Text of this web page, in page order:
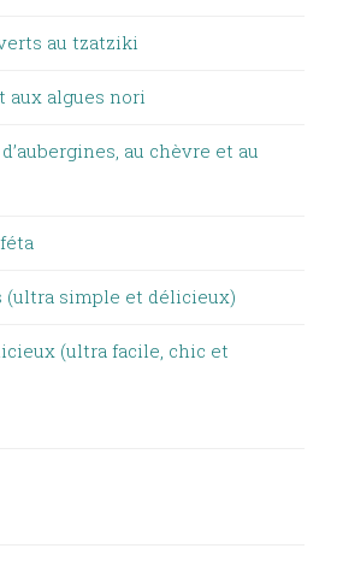
au tzatziki
aux algues nori
au chèvre et au
(ultra simple et délicieux)
(ultra facile, chic et